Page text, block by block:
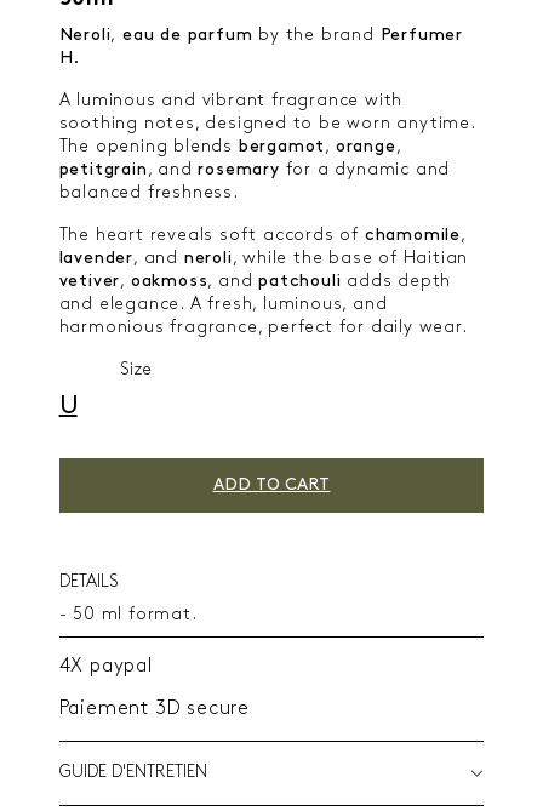
Neroli, eau de parfum by the brand
Perfumer
H.
A luminous and vibrant fragrance with
soothing notes, designed to be worn anytime.
The opening blends bergamot , orange,
petitgrain , androsemary for a dynamic and
balanced freshness.
The heart reveals soft accords of chamomile,
lavender, and neroli , while the base of Haitian
vetiver, oakmoss, andpatchouli adds depth
and elegance. A fresh, luminous, and
harmonious fragrance, perfect for daily wear.
Size
U
ADD TO CART
DETAILS
- 50 ml format.
4X paypal
Paiement 3D secure
GUIDE D'ENTRETIEN